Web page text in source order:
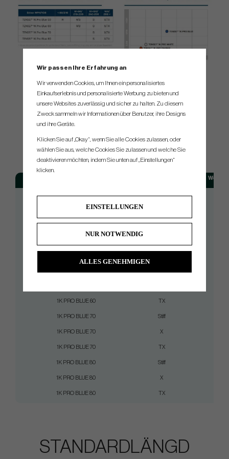
SPEC.
Weight
1K PRO BLUE 50
1K PRO BLUE 50 X
1K PRO BLUE 60 TX
1K PRO BLUE 70 Stiff
1K PRO BLUE 70 X
1K PRO BLUE 70 TX
1K PRO BLUE 80 Stiff
1K PRO BLUE 80 X
1K PRO BLUE 80 TX
STANDARDLÄNGD
Wir passen Ihre Erfahrung an
Wir verwenden Cookies, um Ihnen ein personalisiertes
Einkaufserlebnis und personalisierte Werbung zu bieten und
unsere Websites zuverlässig und sicher zu halten. Zu diesem
Zweck sammeln wir Informationen über Benutzer, ihre Designs
und ihre Geräte.
Klicken Sie auf „Okay“, wenn Sie alle Cookies zulassen, oder
wählen Sie aus, welche Cookies Sie zulassen und welche Sie
deaktivieren möchten, indem Sie unten auf „Einstellungen“
klicken.
EINSTELLUNGEN
NUR NOTWENDIG
ALLES GENEHMIGEN